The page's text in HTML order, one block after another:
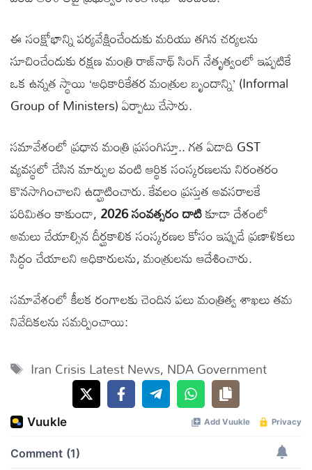
ఈ సంక్షోభాన్ని పర్యవేక్షించేందుకు మరియు తగిన చర్యలను
సూచించేందుకు రక్షణ మంత్రి రాజ్‌నాథ్ సింగ్ నేతృత్వంలో ఇప్పటికే
ఒక ఉన్నత స్థాయి ‘అధికారికేతర మంత్రుల బృందాన్ని’ (Informal
Group of Ministers) ఏర్పాటు చేసారు.
సమావేశంలో ప్రధాన మంత్రి ప్రసంగిస్తూ.. గత ఏడాది GST
వ్యవస్థలో చేసిన మార్పుల వంటి ఆర్థిక సంస్కరణలను నిరంతరం
కొనసాగించాలని ఉద్ఘాటించారు. కేవలం ప్రస్తుత అవసరాలకే
పరిమితం కాకుండా,2026 సంవత్సరం దాటికూడా దేశంలో
అమలు చేయాల్సిన దీర్ఘకాలిక సంస్కరణల కోసం ఇప్పుడే ప్రణాళికలు
సిద్ధం చేయాలని అధికారులను, మంత్రులను ఆదేశించారు.
సమావేశంలో కీలక రంగాలకు చెందిన పలు మంత్రిత్వ శాఖలు తమ
నివేదికలను సమర్పించాయి:
Tags
Iran Crisis Latest News,NDA Government